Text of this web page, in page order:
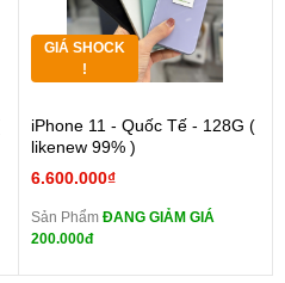
GIÁ SHOCK
!
iPhone 11 - Quốc Tế - 128G (
likenew 99% )
6.600.000₫
Sản Phẩm ĐANG GIẢM GIÁ
200.000đ